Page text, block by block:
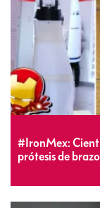
#IronMex:
prótesis de